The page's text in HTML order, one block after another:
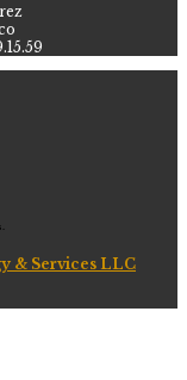
& Services LLC